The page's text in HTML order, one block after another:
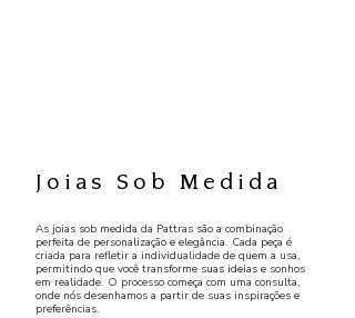
Joias Sob Medida
As joias sob medida da Pattras são a combinação
perfeita de personalização e elegância. Cada peça é
criada para refletir a individualidade de quem a usa,
permitindo que você transforme suas ideias e sonhos
em realidade. O processo começa com uma consulta,
onde nós desenhamos a partir de suas inspirações e
preferências.